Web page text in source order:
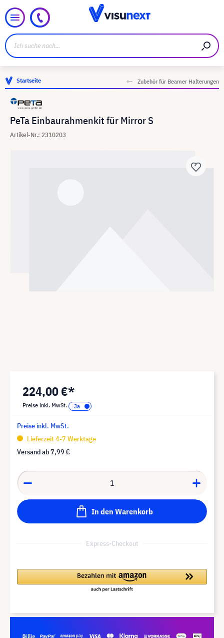
Startseite Zubehör für Beamer Halterungen
PeTa Einbaurahmenkit für Mirror S
Artikel-Nr.: 2310203
224,00 €*
Preise inkl. MwSt.
Preise inkl. MwSt.
Lieferzeit 4-7 Werktage
Versand ab7,99 €
In den Warenkorb
Express-Checkout